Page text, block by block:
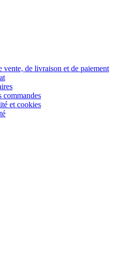
vente, de livraison et de paiement
commandes
et cookies